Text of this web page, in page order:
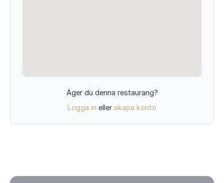
Äger du denna restaurang?
Logga in eller skapa konto